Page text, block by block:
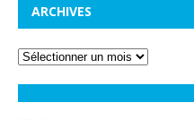
ARCHIVES